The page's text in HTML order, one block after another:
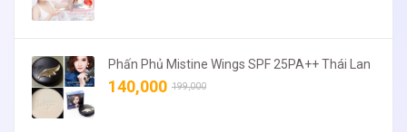
Phấn Phủ Mistine Wings SPF 25PA++ Thái Lan
140,000 199,000